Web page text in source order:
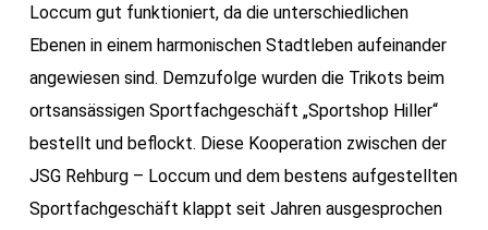
Loccum gut funktioniert, da die unterschiedlichen
Ebenen in einem harmonischen Stadtleben aufeinander
angewiesen sind. Demzufolge wurden die Trikots beim
ortsansässigen Sportfachgeschäft „Sportshop Hiller“
bestellt und beflockt. Diese Kooperation zwischen der
JSG Rehburg – Loccum und dem bestens aufgestellten
Sportfachgeschäft klappt seit Jahren ausgesprochen